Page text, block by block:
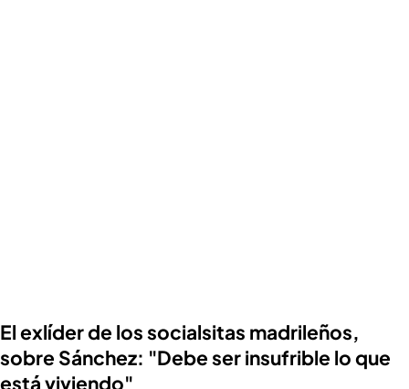
El exlíder de los socialsitas madrileños,
sobre Sánchez: "Debe ser insufrible lo que
está viviendo"